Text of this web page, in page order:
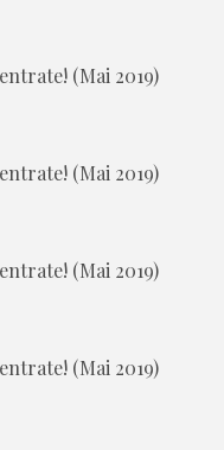
(Mai 2019)
(Mai 2019)
(Mai 2019)
(Mai 2019)